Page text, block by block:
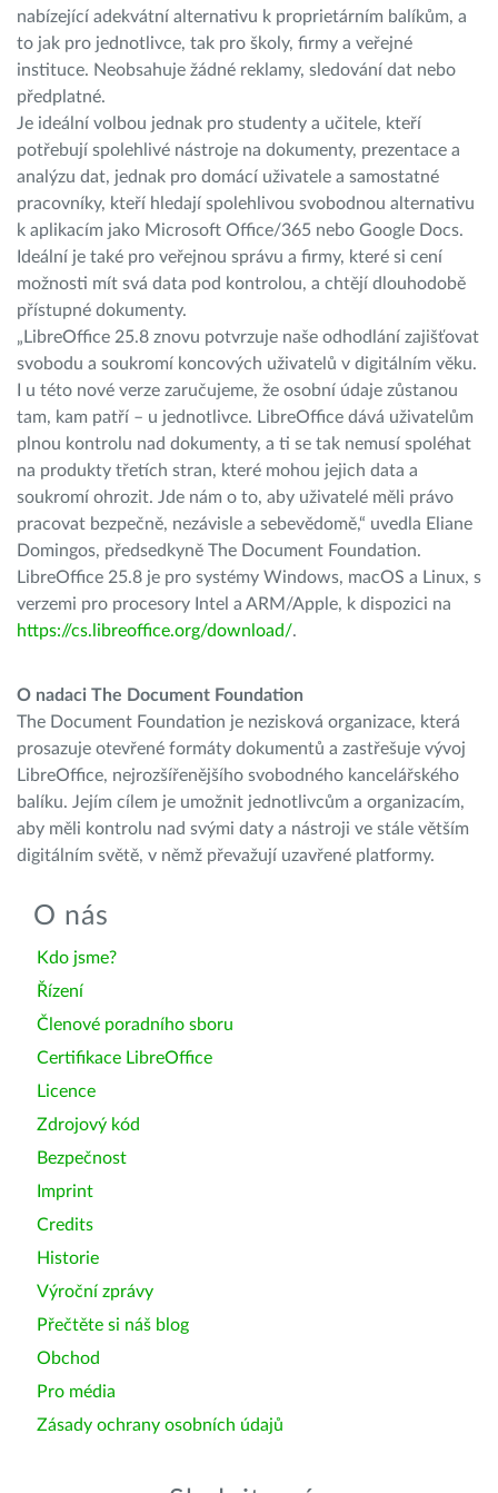
nabízející adekvátní alternativu k proprietárním balíkům, a
to jak pro jednotlivce, tak pro školy, firmy a veřejné
instituce. Neobsahuje žádné reklamy, sledování dat nebo
předplatné.
Je ideální volbou jednak pro studenty a učitele, kteří
potřebují spolehlivé nástroje na dokumenty, prezentace a
analýzu dat, jednak pro domácí uživatele a samostatné
pracovníky, kteří hledají spolehlivou svobodnou alternativu
k aplikacím jako Microsoft Office/365 nebo Google Docs.
Ideální je také pro veřejnou správu a firmy, které si cení
možnosti mít svá data pod kontrolou, a chtějí dlouhodobě
přístupné dokumenty.
„LibreOffice 25.8 znovu potvrzuje naše odhodlání zajišťovat
svobodu a soukromí koncových uživatelů v digitálním věku.
I u této nové verze zaručujeme, že osobní údaje zůstanou
tam, kam patří – u jednotlivce. LibreOffice dává uživatelům
plnou kontrolu nad dokumenty, a ti se tak nemusí spoléhat
na produkty třetích stran, které mohou jejich data a
soukromí ohrozit. Jde nám o to, aby uživatelé měli právo
pracovat bezpečně, nezávisle a sebevědomě,“ uvedla Eliane
Domingos, předsedkyně The Document Foundation.
LibreOffice 25.8 je pro systémy Windows, macOS a Linux, s
verzemi pro procesory Intel a ARM/Apple, k dispozici na
https://cs.libreoffice.org/download/.
O nadaci The Document Foundation
The Document Foundation je nezisková organizace, která
prosazuje otevřené formáty dokumentů a zastřešuje vývoj
LibreOffice, nejrozšířenějšího svobodného kancelářského
balíku. Jejím cílem je umožnit jednotlivcům a organizacím,
aby měli kontrolu nad svými daty a nástroji ve stále větším
digitálním světě, v němž převažují uzavřené platformy.
O nás
Kdo jsme?
Řízení
Členové poradního sboru
Certifikace LibreOffice
Licence
Zdrojový kód
Bezpečnost
Imprint
Credits
Historie
Výroční zprávy
Přečtěte si náš blog
Obchod
Pro média
Zásady ochrany osobních údajů